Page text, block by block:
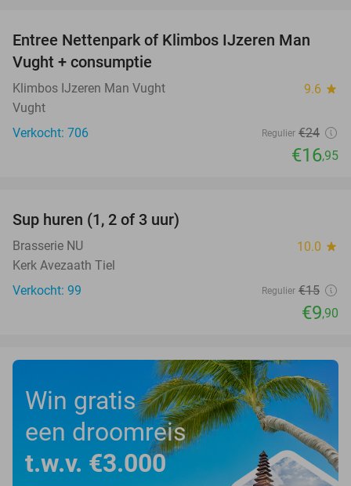
29%
Entree Nettenpark of Klimbos IJzeren Man
Vught + consumptie
Klimbos IJzeren Man Vught 9.6 star
Vught
Verkocht: 706
Regulier €24
€16,95
Sup huren (1, 2 of 3 uur)
Brasserie NU 10.0 star
Kerk Avezaath Tiel
Verkocht: 99
Regulier €15
€9,90
Win gratis
een droomreis
t.w.v. €3.000